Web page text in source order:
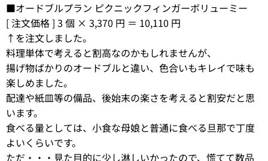
■オードブルプラン ピクニックフィンガーボリューミー
[ 注文価格 ] 3 個 × 3,370 円 ＝ 10,110 円
↑を注文しました。
料理単体で考えると割高なのかもしれませんが、
揚げ物ばかりのオードブルと違い、色合いもキレイで味も
楽しめました。
配達や紙皿等の備品、後始末の楽さを考えると割安だと思
います。
食べる量としては、小食な母娘と普通に食べる旦那で丁度
よいくらいです。
ただ・・・見た目的に少し淋しいかったので、慌てて数品